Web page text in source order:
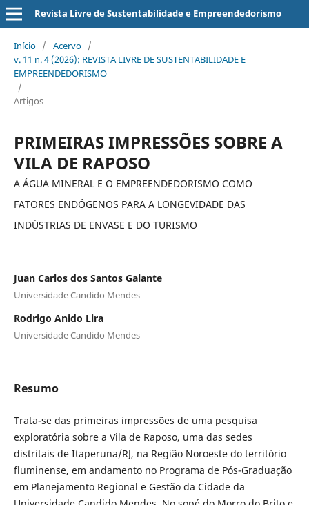
Revista Livre de Sustentabilidade e Empreendedorismo
Início / Acervo /
v. 11 n. 4 (2026): REVISTA LIVRE DE SUSTENTABILIDADE E
EMPREENDEDORISMO
/
Artigos
PRIMEIRAS IMPRESSÕES SOBRE A
VILA DE RAPOSO
A ÁGUA MINERAL E O EMPREENDEDORISMO COMO
FATORES ENDÓGENOS PARA A LONGEVIDADE DAS
INDÚSTRIAS DE ENVASE E DO TURISMO
Juan Carlos dos Santos Galante
Universidade Candido Mendes
Rodrigo Anido Lira
Universidade Candido Mendes
Resumo
Trata-se das primeiras impressões de uma pesquisa
exploratória sobre a Vila de Raposo, uma das sedes
distritais de Itaperuna/RJ, na Região Noroeste do território
fluminense, em andamento no Programa de Pós-Graduação
em Planejamento Regional e Gestão da Cidade da